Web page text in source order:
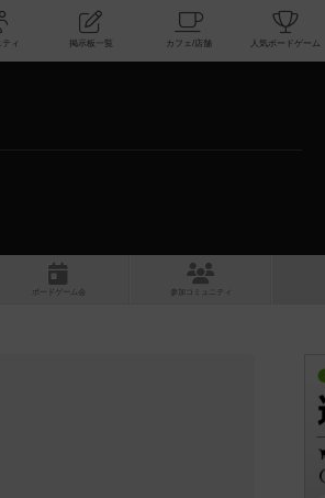
コミュニティ 掲示板一覧 カフェ/店舗
ボ ドゲ ーム コミュニティ